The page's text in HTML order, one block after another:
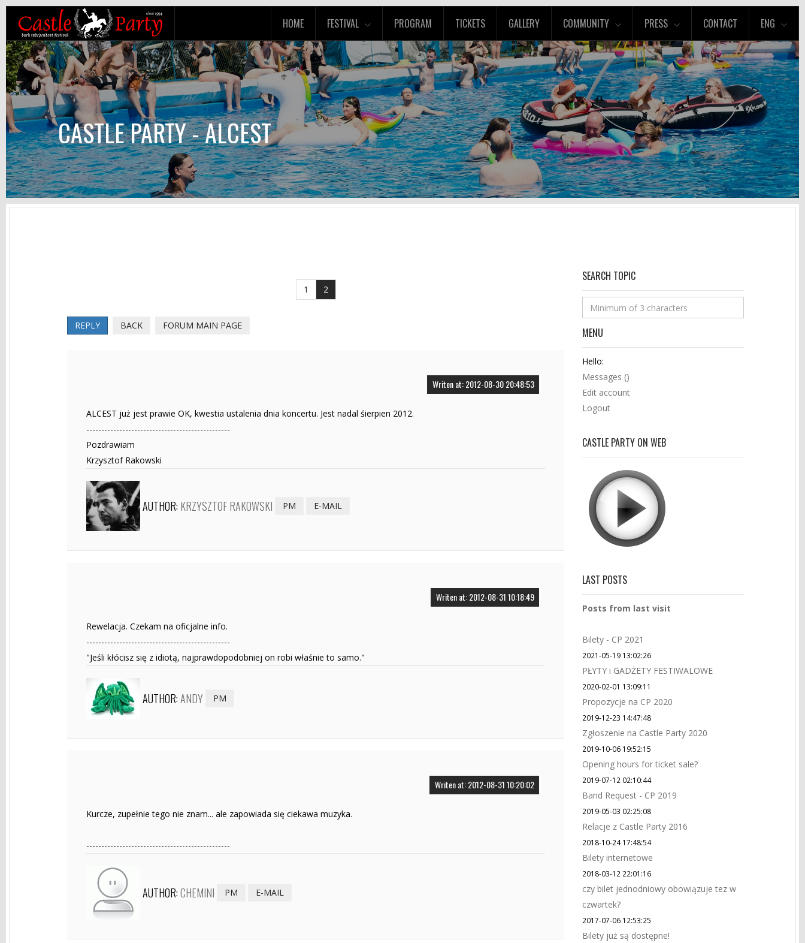
HOME FESTIVAL PROGRAM TICKETS GALLERY COMMUNITY PRESS CONTACT ENG
CASTLE PARTY - ALCEST
1 2
REPLY BACK FORUM MAIN PAGE
Writen at: 2012-08-30 20:48:53
ALCEST już jest prawie OK, kwestia ustalenia dnia koncertu. Jest nadal śierpien 2012.
------------------------------------------------
Pozdrawiam
Krzysztof Rakowski
AUTHOR: KRZYSZTOF RAKOWSKI PM E-MAIL
Writen at: 2012-08-31 10:18:49
Rewelacja. Czekam na oficjalne info.
------------------------------------------------
"Jeśli kłócisz się z idiotą, najprawdopodobniej on robi właśnie to samo."
AUTHOR:ANDY PM
Writen at: 2012-08-31 10:20:02
Kurcze, zupełnie tego nie znam... ale zapowiada się ciekawa muzyka.
------------------------------------------------
AUTHOR:CHEMINI PM E-MAIL
SEARCH TOPIC
MENU
Hello:
Messages ()
Edit account
Logout
CASTLE PARTY ON WEB
LAST POSTS
Posts from last visit
Bilety - CP 2021
2021-05-19 13:02:26
PŁYTY i GADŻETY FESTIWALOWE
2020-02-01 13:09:11
Propozycje na CP 2020
2019-12-23 14:47:48
Zgłoszenie na Castle Party 2020
2019-10-06 19:52:15
Opening hours for ticket sale?
2019-07-12 02:10:44
Band Request - CP 2019
2019-05-03 02:25:08
Relacje z Castle Party 2016
2018-10-24 17:48:54
Bilety internetowe
2018-03-12 22:01:16
czy bilet jednodniowy obowiązuje tez w
czwartek?
2017-07-06 12:53:25
Bilety już są dostępne!